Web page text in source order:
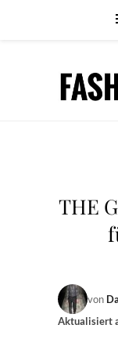
THE
von
Aktualisiert